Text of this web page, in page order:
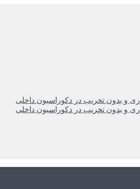
و بدون تخریب در دکوراسیون داخلی
و بدون تخریب در دکوراسیون داخلی